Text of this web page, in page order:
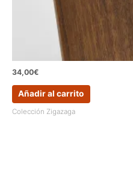
34,00€
Añadir al carrito
Colección Zigazaga